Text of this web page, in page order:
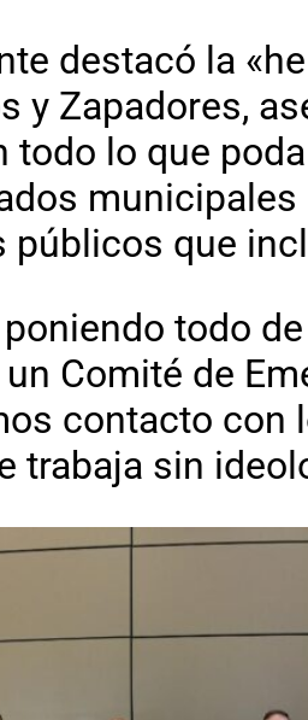
destacó la
y Zapadores,
todo lo que
públicos que
todo
un Comité de
contacto con
trabaja sin